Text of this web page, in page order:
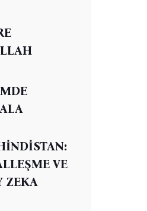
VE
ZEKA